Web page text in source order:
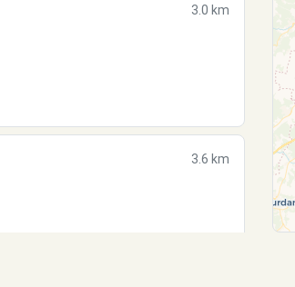
3.0 km
3.6 km